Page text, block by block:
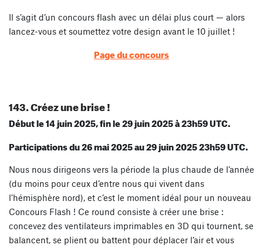
Il s’agit d’un concours flash avec un délai plus court — alors
lancez-vous et soumettez votre design avant le 10 juillet !
Page du concours
143. Créez une brise !
Début le 14 juin 2025, fin le 29 juin 2025 à 23h59 UTC.
Participations du 26 mai 2025 au 29 juin 2025 23h59 UTC.
Nous nous dirigeons vers la période la plus chaude de l’année
(du moins pour ceux d’entre nous qui vivent dans
l’hémisphère nord), et c’est le moment idéal pour un nouveau
Concours Flash ! Ce round consiste à créer une brise :
concevez des ventilateurs imprimables en 3D qui tournent, se
balancent, se plient ou battent pour déplacer l’air et vous